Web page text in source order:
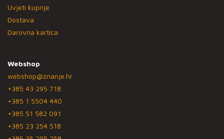
Uvjeti kupnje
Dostava
Darovna kartica
Webshop
webshop@znanje.hr
+385 43 295 718
+385 1 5504 440
+385 51 582 091
+385 23 254 518